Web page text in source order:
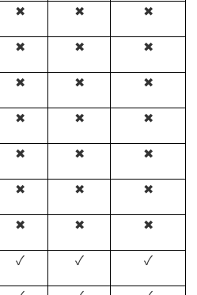
✖ ✖
✖
✖ ✖
✖
✖ ✖
✖
✖ ✖
✖
✖ ✖
✖
✖ ✖
✖
✖ ✖
✖
✓ ✓
✓